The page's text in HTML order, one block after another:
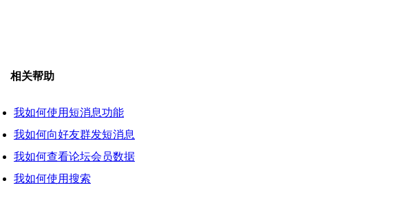
相关帮助
我如何使用短消息功能
我如何向好友群发短消息
我如何查看论坛会员数据
我如何使用搜索